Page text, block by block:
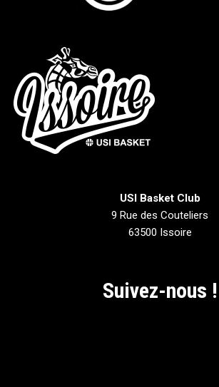
USI Basket Club
9 Rue des Couteliers
63500 Issoire
Suivez-nous !